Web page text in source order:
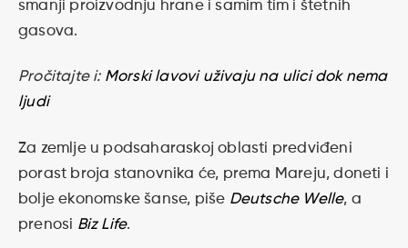
smanji proizvodnju hrane i samim tim i štetnih
gasova.
Pročitajte i: Morski lavovi uživaju na ulici dok nema
ljudi
Za zemlje u podsaharaskoj oblasti predviđeni
porast broja stanovnika će, prema Mareju, doneti i
bolje ekonomske šanse, piše Deutsche Welle, a
prenosi Biz Life.